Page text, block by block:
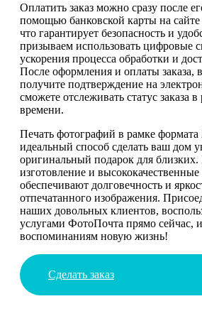
Оплатить заказ можно сразу после
помощью банковской карты на
что гарантирует безопасность и
призываем использовать цифровые
ускорения процесса обработки и
После оформления и оплаты заказа,
получите подтверждение на
сможете отслеживать статус заказа
времени.
Печать фотографий в рамке формата
идеальный способ сделать ваш дом
оригинальный подарок для
изготовление и
обеспечивают долговечность и
отпечатанного изображения.
наших довольных клиентов,
услугами ФотоПочта прямо сейчас,
воспоминаниям новую жизнь!
Сделать заказ